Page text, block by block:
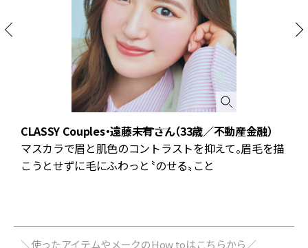
CLASSY Couples・遠藤未有さん（33歳／不動産金融）
マスカラで眉と肌色のコントラストを抑えて。眉毛を描
こうとせずに毛にふわっと〝のせる〟こと
＼使ったアイテムやメークのHow toはこちらから／